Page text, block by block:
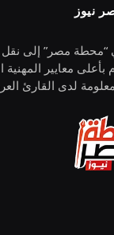
نيوز
مصر” إلى نقل
بأعلى معايير
لدى القارئ